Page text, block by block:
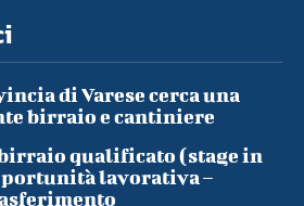
di Varese cerca una
birraio e cantiniere
qualificato (stage in
lavorativa –